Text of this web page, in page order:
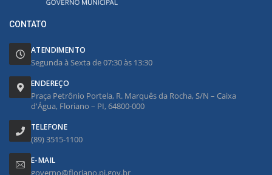
CONTATO
ATENDIMENTO
Segunda à Sexta de 07:30 às 13:30
ENDEREÇO
Praça Petrônio Portela, R. Marquês da Rocha, S/N – Caixa
d'Água, Floriano – PI, 64800-000
TELEFONE
(89) 3515-1100
E-MAIL
governo@floriano.pi.gov.br